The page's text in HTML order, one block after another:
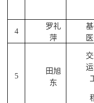
4
罗礼
萍
5
田旭
东